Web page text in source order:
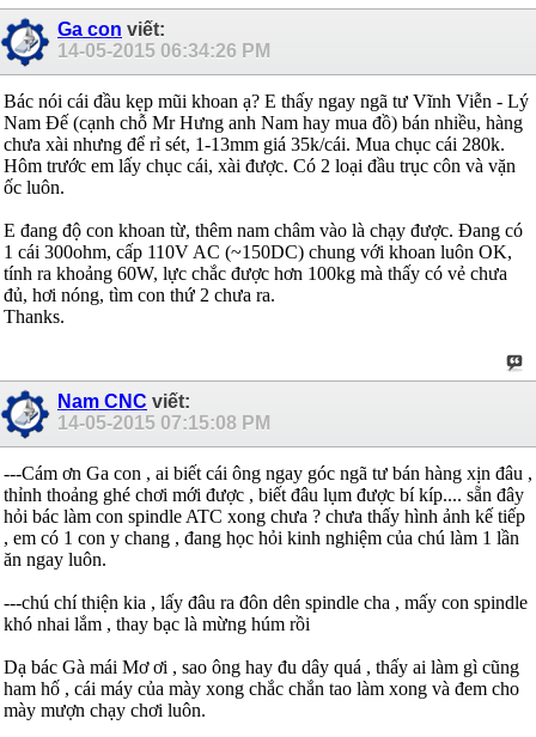
Ga con viết:
14-05-2015 06:34:26 PM
Bác nói cái đầu kẹp mũi khoan ạ? E thấy ngay ngã tư Vĩnh Viễn - Lý
Nam Đế (cạnh chỗ Mr Hưng anh Nam hay mua đồ) bán nhiều, hàng
chưa xài nhưng để rỉ sét, 1-13mm giá 35k/cái. Mua chục cái 280k.
Hôm trước em lấy chục cái, xài được. Có 2 loại đầu trục côn và vặn
ốc luôn.
E đang độ con khoan từ, thêm nam châm vào là chạy được. Đang có
1 cái 300ohm, cấp 110V AC (~150DC) chung với khoan luôn OK,
tính ra khoảng 60W, lực chắc được hơn 100kg mà thấy có vẻ chưa
đủ, hơi nóng, tìm con thứ 2 chưa ra.
Thanks.
Nam CNC viết:
14-05-2015 07:15:08 PM
---Cám ơn Ga con , ai biết cái ông ngay góc ngã tư bán hàng xịn đâu ,
thỉnh thoảng ghé chơi mới được , biết đâu lụm được bí kíp.... sẵn đây
hỏi bác làm con spindle ATC xong chưa ? chưa thấy hình ảnh kế tiếp
, em có 1 con y chang , đang học hỏi kinh nghiệm của chú làm 1 lần
ăn ngay luôn.
---chú chí thiện kia , lấy đâu ra đôn dên spindle cha , mấy con spindle
khó nhai lắm , thay bạc là mừng húm rồi
Dạ bác Gà mái Mơ ơi , sao ông hay đu dây quá , thấy ai làm gì cũng
ham hố , cái máy của mày xong chắc chắn tao làm xong và đem cho
mày mượn chạy chơi luôn.